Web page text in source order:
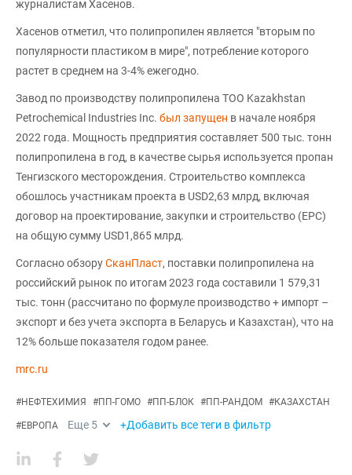
журналистам Хасенов.
Хасенов отметил, что полипропилен является "вторым по
популярности пластиком в мире", потребление которого
растет в среднем на 3-4% ежегодно.
Завод по производству полипропилена ТОО Kazakhstan
Petrochemical Industries Inc. был запущен в начале ноября
2022 года. Мощность предприятия составляет 500 тыс. тонн
полипропилена в год, в качестве сырья используется пропан
Тенгизского месторождения. Строительство комплекса
обошлось участникам проекта в USD2,63 млрд, включая
договор на проектирование, закупки и строительство (EPC)
на общую сумму USD1,865 млрд.
Согласно обзоруСканПласт, поставки полипропилена на
российский рынок по итогам 2023 года составили 1 579,31
тыс. тонн (рассчитано по формуле производство + импорт –
экспорт и без учета экспорта в Беларусь и Казахстан), что на
12% больше показателя годом ранее.
mrc.ru
#НЕФТЕХИМИЯ #ПП-ГОМО #ПП-БЛОК #ПП-РАНДОМ #КАЗАХСТАН
#ЕВРОПА Еще 5 +Добавить все теги в фильтр